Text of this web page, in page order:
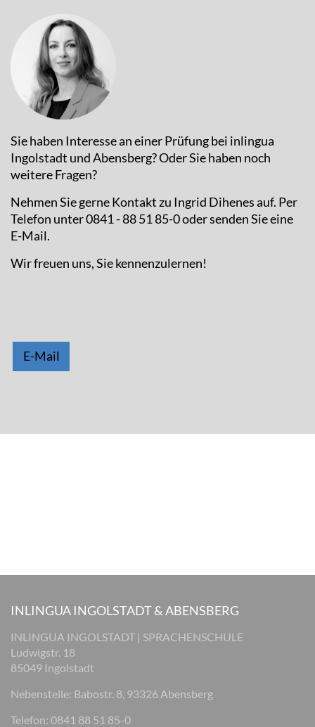
Sie haben Interesse an einer Prüfung bei inlingua
Ingolstadt und Abensberg? Oder Sie haben noch
weitere Fragen?
Nehmen Sie gerne Kontakt zu Ingrid Dihenes auf. Per
Telefon unter 0841 - 88 51 85-0 oder senden Sie eine
E-Mail.
Wir freuen uns, Sie kennenzulernen!
E-Mail
INLINGUA INGOLSTADT & ABENSBERG
INLINGUA INGOLSTADT | SPRACHENSCHULE
Ludwigstr. 18
85049 Ingolstadt
Nebenstelle: Babostr. 8, 93326 Abensberg
Telefon: 0841 88 51 85-0